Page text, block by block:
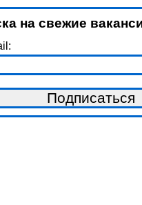
на свежие